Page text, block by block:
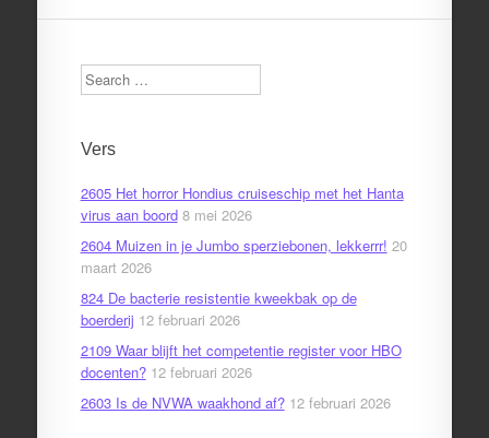
Search
Vers
2605 Het horror Hondius cruiseschip met het Hanta
virus aan boord 8 mei 2026
2604 Muizen in je Jumbo sperziebonen, lekkerrr! 20
maart 2026
824 De bacterie resistentie kweekbak op de
boerderij 12 februari 2026
2109 Waar blijft het competentie register voor HBO
docenten? 12 februari 2026
2603 Is de NVWA waakhond af? 12 februari 2026